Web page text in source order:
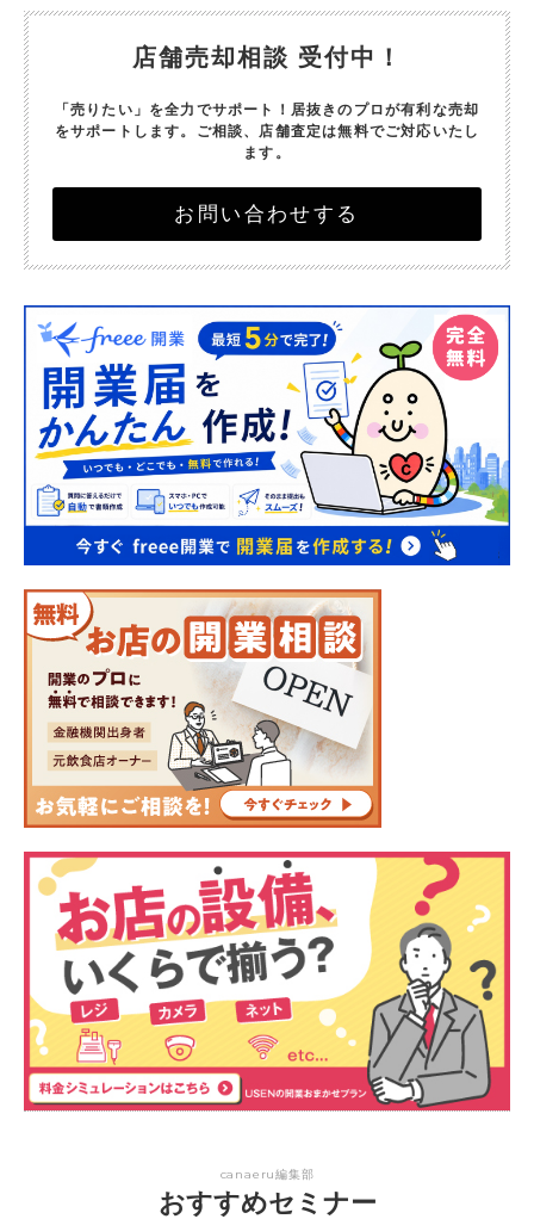
店舗売却相談 受付中！
「売りたい」を全力でサポート！ 居抜きのプロが有利な売却
をサポートします。 ご相談、店舗査定は無料でご対応いたし
ます。
お問い合わせする
canaeru編集部
おすすめセミナー